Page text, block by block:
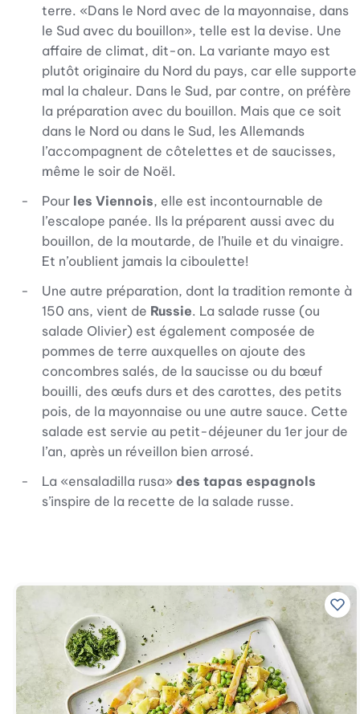
terre. «Dans le Nord avec de la mayonnaise, dans
le Sud avec du bouillon», telle est la devise. Une
affaire de climat, dit-on. La variante mayo est
plutôt originaire du Nord du pays, car elle supporte
mal la chaleur. Dans le Sud, par contre, on préfère
la préparation avec du bouillon. Mais que ce soit
dans le Nord ou dans le Sud, les Allemands
l’accompagnent de côtelettes et de saucisses,
même le soir de Noël.
Pour les Viennois, elle est incontournable de
l’escalope panée. Ils la préparent aussi avec du
bouillon, de la moutarde, de l’huile et du vinaigre.
Et n’oublient jamais la ciboulette!
Une autre préparation, dont la tradition remonte à
150 ans, vient de Russie. La salade russe (ou
salade Olivier) est également composée de
pommes de terre auxquelles on ajoute des
concombres salés, de la saucisse ou du bœuf
bouilli, des œufs durs et des carottes, des petits
pois, de la mayonnaise ou une autre sauce. Cette
salade est servie au petit-déjeuner du 1er jour de
l’an, après un réveillon bien arrosé.
La «ensaladilla rusa» des tapas espagnols
s’inspire de la recette de la salade russe.